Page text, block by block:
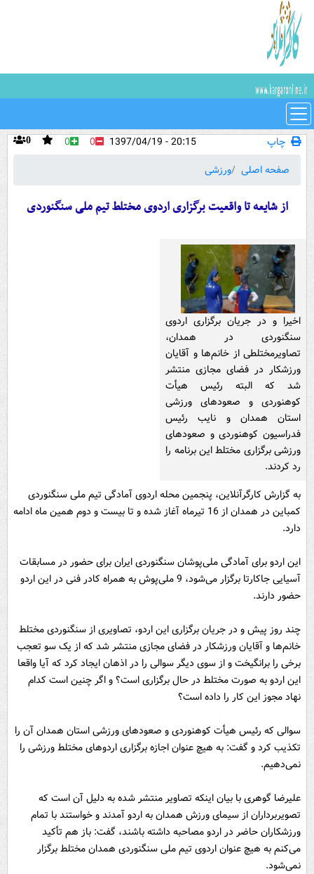
چاپ 0 0 0
20:15 - 1397/04/19
صفحه اصلی
ورزشی
از شایعه تا واقعیت برگزاری اردوی مختلط تیم ملی سنگنوردی
اخیرا و در جریان برگزاری اردوی
سنگنوردی در همدان،
تصاویرمختلطی از خانم‌ها و آقایان
ورزشکار در فضای مجازی منتشر
شد که البته رئیس هیأت
کوهنوردی و صعودهای ورزشی
استان همدان و نایب رئیس
فدراسیون کوهنوردی و صعودهای
ورزشی برگزاری مختلط این برنامه را
رد کردند.
به گزارش کارگرآنلاین، پنجمین محله اردوی آمادگی تیم ملی سنگنوردی
کمباین در همدان از 16 تیرماه آغاز شده و تا بیست و دوم همین ماه ادامه
دارد.
این اردو برای آمادگی ملی‌پوشان سنگنوردی ایران برای حضور در مسابقات
آسیایی جاکارتا برگزار می‌شود، 9 ملی‌پوش به همراه کادر فنی در این اردو
حضور دارند.
چند روز پیش و در جریان برگزاری این اردو، تصاویری از سنگنوردی مختلط
خانم‌ها و آقایان ورزشکار در فضای مجازی منتشر شد که از یک سو تعجب
برخی را برانگیخت و از سوی دیگر سوالی را در اذهان ایجاد کرد که آیا واقعا
این اردو به صورت مختلط در حال برگزاری است؟ و اگر چنین است کدام
نهاد مجوز این کار را داده است؟
سوالی که رئیس هیأت کوهنوردی و صعودهای ورزشی استان همدان آن را
تکذیب کرد و گفت: به هیچ عنوان اجازه برگزاری اردوهای مختلط ورزشی را
نمی‌دهیم.
علیرضا گوهری با بیان اینکه تصاویر منتشر شده به دلیل آن است که
تصویربرداران از سیمای ورزش همدان به اردو آمدند و خواستند با تمام
ورزشکاران حاضر در اردو مصاحبه داشته باشند، گفت: باز هم تأکید
می‌کنم به هیچ عنوان اردوی تیم ملی سنگنوردی همدان مختلط برگزار
نمی‌شود.